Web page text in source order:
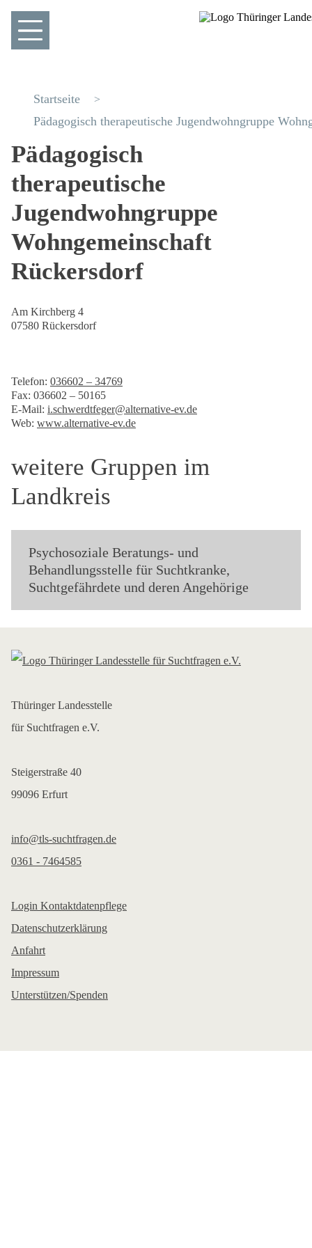
Startseite
Pädagogisch therapeutische Jugendwohngruppe
Pädagogisch
therapeutische
Jugendwohngruppe
Wohngemeinschaft
Rückersdorf
Am Kirchberg 4
07580 Rückersdorf
Telefon: 036602 – 34769
Fax: 036602 – 50165
E-Mail: i.schwerdtfeger@alternative-ev.de
Web: www.alternative-ev.de
weitere Gruppen im
Landkreis
Psychosoziale Beratungs- und
Behandlungsstelle für Suchtkranke,
Suchtgefährdete und deren Angehörige
Thüringer Landesstelle
für Suchtfragen e.V.
Steigerstraße 40
99096 Erfurt
info@tls-suchtfragen.de
0361 - 7464585
Login Kontaktdatenpflege
Datenschutzerklärung
Anfahrt
Impressum
Unterstützen/Spenden